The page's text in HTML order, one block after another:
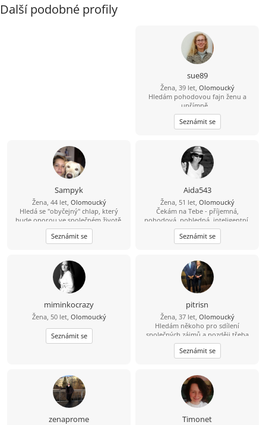
Další podobné profily
sue89
Žena, 39 let, Olomoucký
Hledám pohodovou fajn ženu a
upřímně ..
Seznámit se
Sampyk
Žena, 44 let, Olomoucký
Hledá se "obyčejný" chlap, který
bude oporou ve společném životě.
Seznámit se
Aida543
Žena, 51 let, Olomoucký
Čekám na Tebe - příjemná,
pohodová, pohledná, inteligentní,
vyrovnaná “Ženo” s nadhledem Tobě
vlastním...
Seznámit se
miminkocrazy
Žena, 50 let, Olomoucký
Seznámit se
pitrisn
Žena, 37 let, Olomoucký
Hledám někoho pro sdílení
společných zájmů a později třeba
něco víc.
Seznámit se
zenaprome Timonet